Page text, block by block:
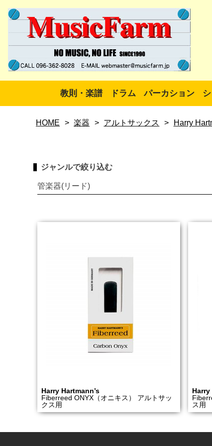
教則・楽譜 ドラム パーカション
HOME > 楽器 > アルトサックス > Harry
ジャンルで絞り込む
管楽器(リード)
Harry Hartmann’s
Fiberreed ONYX（オニキス） アルトサッ
クス用
Harry
ス用